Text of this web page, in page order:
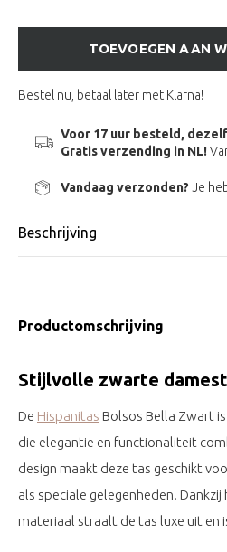
TOEVOEGEN AAN
Bestel nu, betaal later met Klarna!
Voor 17 uur besteld,
Gratis verzending in NL!
Vandaag verzonden? Je
Beschrijving
Productomschrijving
Stijlvolle zwarte
De Hispanitas Bolsos Bella Zwart
die elegantie en functionaliteit
design maakt deze tas geschikt
als speciale gelegenheden.
materiaal straalt de tas luxe uit en